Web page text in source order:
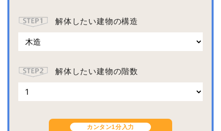
解体したい建物の構造
解体したい建物の階数
カンタン1分入力